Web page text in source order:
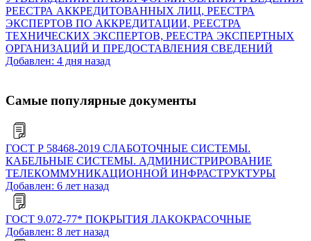
РЕЕСТРА АККРЕДИТОВАННЫХ ЛИЦ, РЕЕСТРА
ЭКСПЕРТОВ ПО АККРЕДИТАЦИИ, РЕЕСТРА
ТЕХНИЧЕСКИХ ЭКСПЕРТОВ, РЕЕСТРА ЭКСПЕРТНЫХ
ОРГАНИЗАЦИЙ И ПРЕДОСТАВЛЕНИЯ СВЕДЕНИЙ
Добавлен: 4 дня назад
Самые популярные документы
ГОСТ Р 58468-2019 СЛАБОТОЧНЫЕ СИСТЕМЫ.
КАБЕЛЬНЫЕ СИСТЕМЫ. АДМИНИСТРИРОВАНИЕ
ТЕЛЕКОММУНИКАЦИОННОЙ ИНФРАСТРУКТУРЫ
Добавлен: 6 лет назад
ГОСТ 9.072-77* ПОКРЫТИЯ ЛАКОКРАСОЧНЫЕ
Добавлен: 8 лет назад